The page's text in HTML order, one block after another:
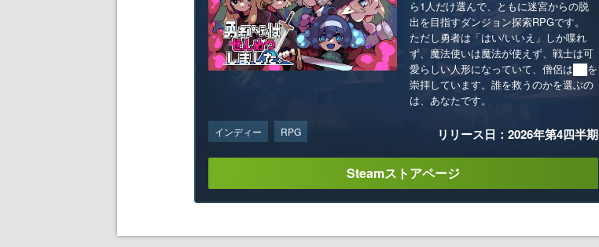
ら1人だけ選んで、ともに迷宮からの脱
出を目指すダンジョン探索RPGです。
ただし勇者は「はい/いいえ」しか喋れ
ず、魔法使いは魔法が使えず、戦士は可
愛らしい人形になっていて、僧侶は██を
崇拝しています。誰を救うのかを選ぶの
は、あなたです。
インディー RPG リリース日：2026年第4四半期
Steamストアページ